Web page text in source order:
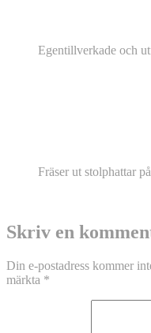
Egentillverkade och
Fräser ut stolphattar
Skriv en
Din e-postadress kommer
märkta *